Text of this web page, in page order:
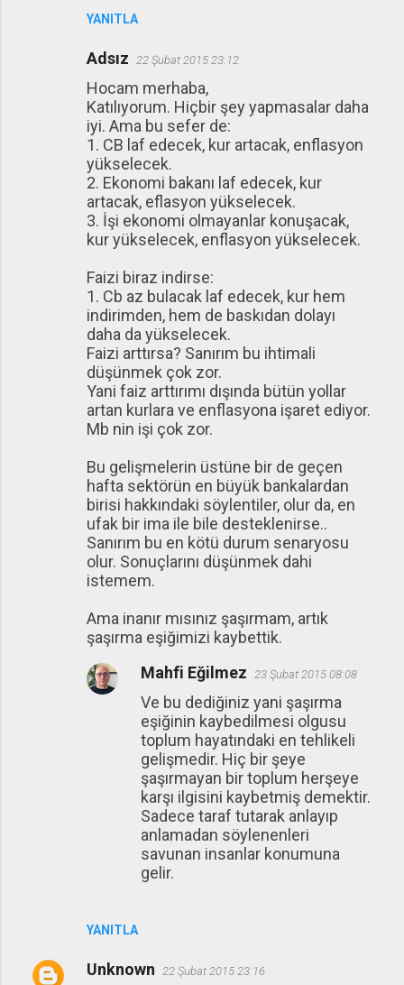
YANITLA
Adsız 22 Şubat 2015 23:12
Hocam merhaba,
Katılıyorum. Hiçbir şey yapmasalar daha
iyi. Ama bu sefer de:
1. CB laf edecek, kur artacak, enflasyon
yükselecek.
2. Ekonomi bakanı laf edecek, kur
artacak, eflasyon yükselecek.
3. İşi ekonomi olmayanlar konuşacak,
kur yükselecek, enflasyon yükselecek.
Faizi biraz indirse:
1. Cb az bulacak laf edecek, kur hem
indirimden, hem de baskıdan dolayı
daha da yükselecek.
Faizi arttırsa? Sanırım bu ihtimali
düşünmek çok zor.
Yani faiz arttırımı dışında bütün yollar
artan kurlara ve enflasyona işaret ediyor.
Mb nin işi çok zor.
Bu gelişmelerin üstüne bir de geçen
hafta sektörün en büyük bankalardan
birisi hakkındaki söylentiler, olur da, en
ufak bir ima ile bile desteklenirse..
Sanırım bu en kötü durum senaryosu
olur. Sonuçlarını düşünmek dahi
istemem.
Ama inanır mısınız şaşırmam, artık
şaşırma eşiğimizi kaybettik.
YANITLA
Mahfi Eğilmez 23 Şubat 2015 08:08
Ve bu dediğiniz yani şaşırma
eşiğinin kaybedilmesi olgusu
toplum hayatındaki en tehlikeli
gelişmedir. Hiç bir şeye
şaşırmayan bir toplum herşeye
karşı ilgisini kaybetmiş demektir.
Sadece taraf tutarak anlayıp
anlamadan söylenenleri
savunan insanlar konumuna
gelir.
Unknown 22 Şubat 2015 23:16